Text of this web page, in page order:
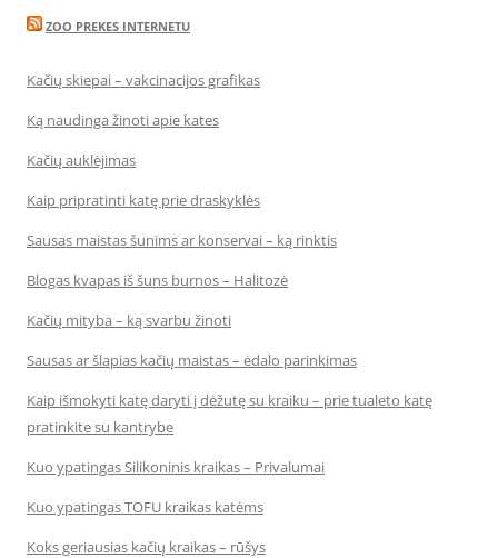
ZOO PREKES INTERNETU
Kačių skiepai – vakcinacijos grafikas
Ką naudinga žinoti apie kates
Kačių auklėjimas
Kaip pripratinti katę prie draskyklės
Sausas maistas šunims ar konservai – ką rinktis
Blogas kvapas iš šuns burnos – Halitozė
Kačių mityba – ką svarbu žinoti
Sausas ar šlapias kačių maistas – ėdalo parinkimas
Kaip išmokyti katę daryti į dėžutę su kraiku – prie tualeto katę
pratinkite su kantrybe
Kuo ypatingas Silikoninis kraikas – Privalumai
Kuo ypatingas TOFU kraikas katėms
Koks geriausias kačių kraikas – rūšys